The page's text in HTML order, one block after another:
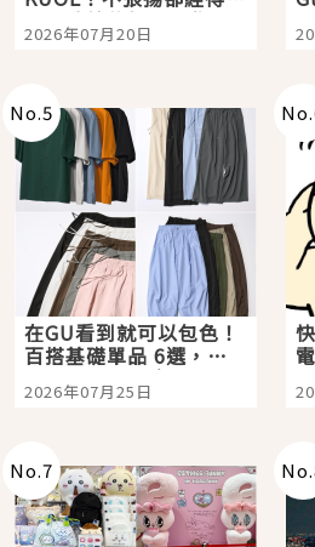
時間洗鍊的經典之作五
選
2026年07月20日
No.5
在GU看到就可以包色！
百搭基礎單品 6選，閉
眼全收也不心疼
2026年07月25日
No.
No.7 No.